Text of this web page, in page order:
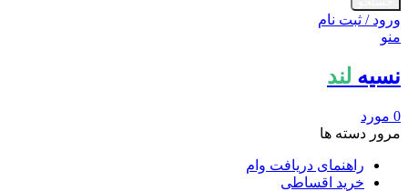
ورود / ثبت نام
منو
نسیه لند
0 مورد
مرور دسته ها
راهنمای دریافت وام
خرید اقساطی